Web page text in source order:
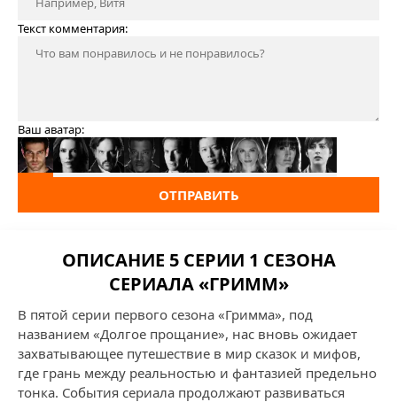
Текст комментария:
Ваш аватар:
ОТПРАВИТЬ
ОПИСАНИЕ 5 СЕРИИ 1 СЕЗОНА
СЕРИАЛА «ГРИММ»
В пятой серии первого сезона «Гримма», под
названием «Долгое прощание», нас вновь ожидает
захватывающее путешествие в мир сказок и мифов,
где грань между реальностью и фантазией предельно
тонка. События сериала продолжают развиваться